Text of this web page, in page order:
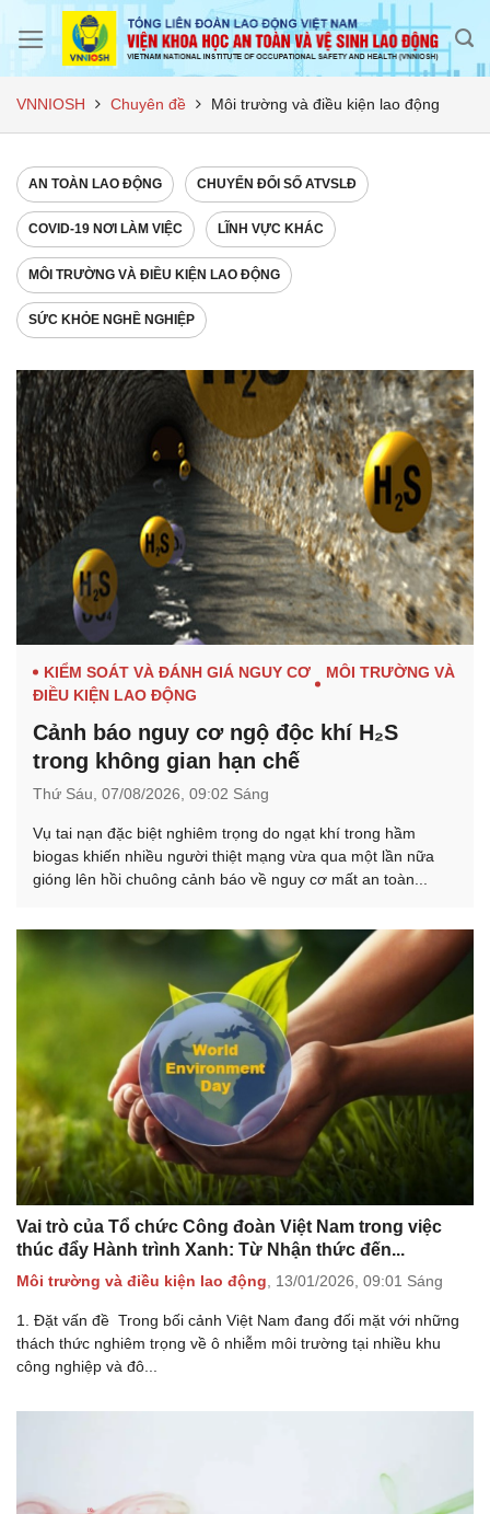
VNNIOSH Chuyên đề Môi trường và điều kiện lao động
AN TOÀN LAO ĐỘNG CHUYỂN ĐỔI SỐ ATVSLĐ
COVID-19 NƠI LÀM VIỆC LĨNH VỰC KHÁC
MÔI TRƯỜNG VÀ ĐIỀU KIỆN LAO ĐỘNG
SỨC KHỎE NGHỀ NGHIỆP
KIỂM SOÁT VÀ ĐÁNH GIÁ NGUY CƠ
MÔI TRƯỜNG VÀ
ĐIỀU KIỆN LAO ĐỘNG
Cảnh báo nguy cơ ngộ độc khí H₂S
trong không gian hạn chế
Thứ Sáu, 07/08/2026, 09:02 Sáng
Vụ tai nạn đặc biệt nghiêm trọng do ngạt khí trong hầm
biogas khiến nhiều người thiệt mạng vừa qua một lần nữa
gióng lên hồi chuông cảnh báo về nguy cơ mất an toàn...
Vai trò của Tổ chức Công đoàn Việt Nam trong việc
thúc đẩy Hành trình Xanh: Từ Nhận thức đến...
Môi trường và điều kiện lao động, 13/01/2026, 09:01 Sáng
1. Đặt vấn đề Trong bối cảnh Việt Nam đang đối mặt với những
thách thức nghiêm trọng về ô nhiễm môi trường tại nhiều khu
công nghiệp và đô...